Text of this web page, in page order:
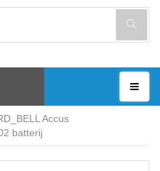
Accus
batterij